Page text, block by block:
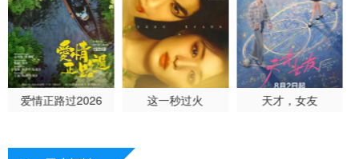
爱情正路过2026 这一秒过火 天才，女友